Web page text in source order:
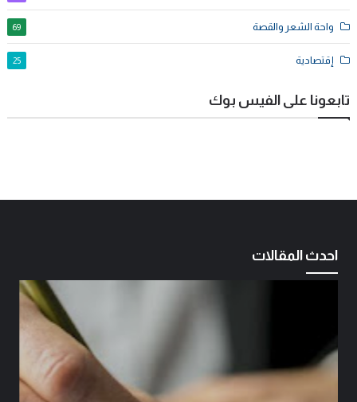
واحة الشعر والقصة 69
إقتصادية 25
تابعونا على الفيس بوك
احدث المقالات